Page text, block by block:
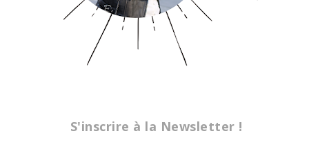
S'inscrire à la Newsletter !